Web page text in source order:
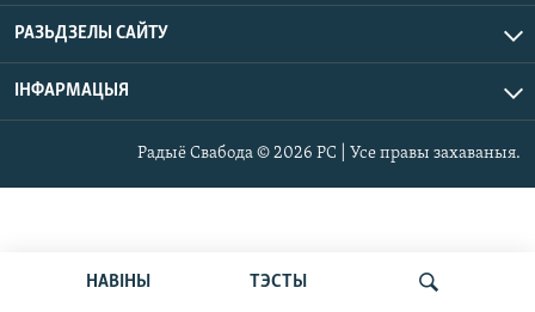
НАВІНЫ ТЭСТЫ
РАЗЬДЗЕЛЫ САЙТУ
ІНФАРМАЦЫЯ
Радыё Свабода © 2026 РС | Усе правы захаваныя.